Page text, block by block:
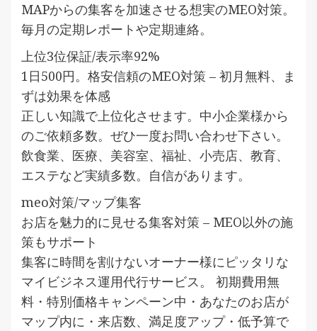
MAPからの集客を加速させる想実のMEO対策。
毎月の定期レポートや定期連絡。
上位3位保証/表示率92%
1日500円。格安信頼のMEO対策 – 初月無料、ま
ずは効果を体感
正しい知識で上位化させます。中小企業様から
のご依頼多数。ぜひ一度お問い合わせ下さい。
飲食業、医療、美容室、福祉、小売店、教育、
エステなど実績多数。自信があります。
meo対策/マップ集客
お店を魅力的に見せる集客対策 – MEO以外の施
策もサポート
集客に時間を割けないオーナー様にピッタリな
マイビジネス運用代行サービス。 初期費用無
料・特別価格キャンペーン中・あなたのお店が
マップ内に・来店数、満足度アップ・低予算で